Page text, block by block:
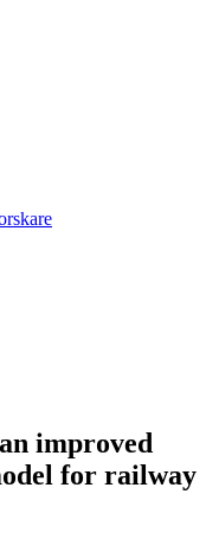
improved
for railway